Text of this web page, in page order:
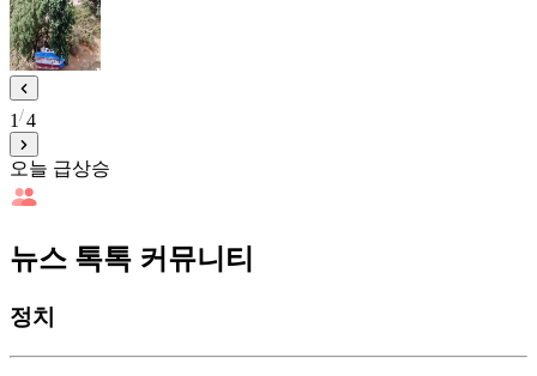
1 4
오늘 급상승
뉴스 톡톡 커뮤니티
정치